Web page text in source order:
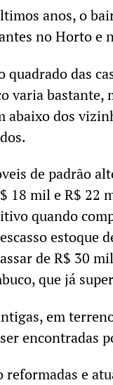
anos, o
no Horto e
quadrado das
varia bastante,
abaixo dos
de padrão
18 mil e R$ 22
quando
estoque
de R$ 30
que já
em
encontradas
reformadas e